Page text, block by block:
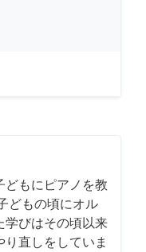
どもにピアノを教
どもの頃にオル
学びはその頃以来
直しをしていま